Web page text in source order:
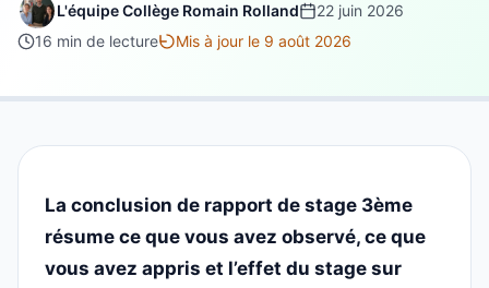
L'équipe Collège Romain Rolland
22 juin 2026
16 min de lecture
Mis à jour le 9 août 2026
La conclusion de rapport de stage 3ème
résume ce que vous avez observé, ce que
vous avez appris et l’effet du stage sur